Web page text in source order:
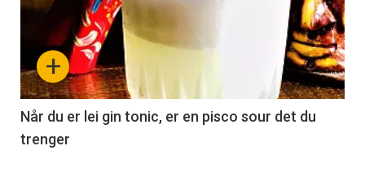
+
Når du er lei gin tonic, er en pisco sour det du
trenger